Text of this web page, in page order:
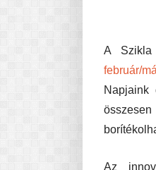
A Szikla
február/
Napjaink
Az